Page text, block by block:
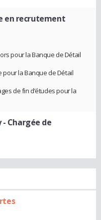
en recrutement
pour la Banque de Détail
pour la Banque de Détail
de fin d’études pour la
- Chargée de